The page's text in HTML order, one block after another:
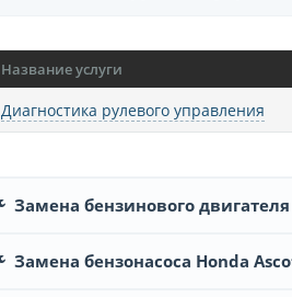
Название услуги
Диагностика рулевого управления
Замена бензинового
Замена бензонасоса Honda